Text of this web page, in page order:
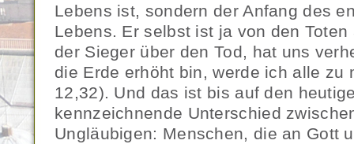
Lebens ist, sondern der Anfang des
Lebens. Er selbst ist ja von den
der Sieger über den Tod, hat uns
die Erde erhöht bin, werde ich alle zu
12,32). Und das ist bis auf den
kennzeichnende Unterschied
Ungläubigen: Menschen, die an Gott